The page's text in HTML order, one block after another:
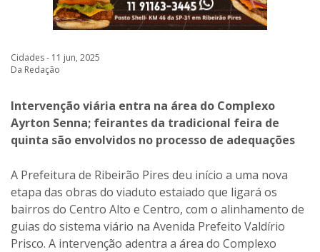
Cidades - 11 jun, 2025
Da Redação
Intervenção viária entra na área do Complexo
Ayrton Senna; feirantes da tradicional feira de
quinta são envolvidos no processo de adequações
A Prefeitura de Ribeirão Pires deu início a uma nova
etapa das obras do viaduto estaiado que ligará os
bairros do Centro Alto e Centro, com o alinhamento de
guias do sistema viário na Avenida Prefeito Valdírio
Prisco. A intervenção adentra a área do Complexo